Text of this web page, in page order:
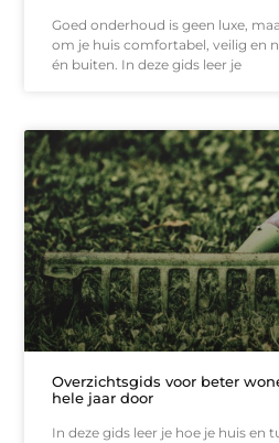
Goed onderhoud is geen luxe,
om je huis comfortabel, veilig en
én buiten. In deze gids leer je
Overzichtsgids voor beter
hele jaar door
In deze gids leer je hoe je huis en